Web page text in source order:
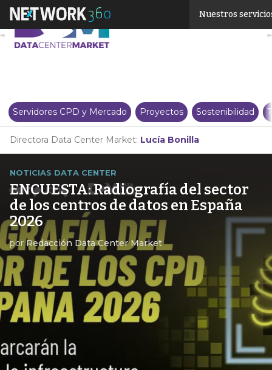
Nuestros
Servidores CPD y Mercado Proyectos Sostenibilidad
Directora Data Center Market: Lucía Bonilla
NOTICIAS DATA CENTER
ENCUESTA: Radiografía del sector
de los centros de datos en España
2026
porRedacción Data Center Market